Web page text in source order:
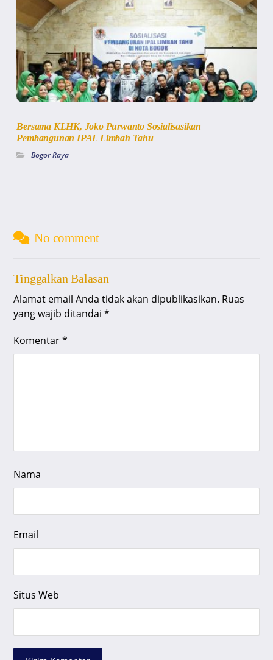
Bersama KLHK, Joko Purwanto Sosialisasikan
Pembangunan IPAL Limbah Tahu
Bogor Raya
No comment
Tinggalkan Balasan
Alamat email Anda tidak akan dipublikasikan. Ruas
yang wajib ditandai*
Komentar*
Nama
Email
Situs Web